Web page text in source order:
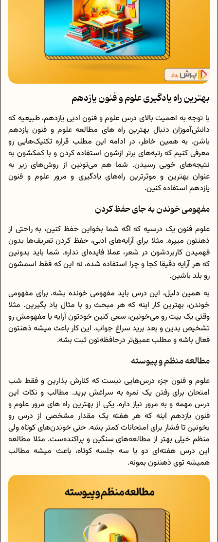
بهترین راه یادگیری علوم و فنون یازدهم
با توجه به اهمیت بالای درس علوم و فنون ادبی یازدهم، طبیعیه که
دانش‌آموزان دنبال بهترین راه های مطالعه علوم و فنون یازدهم
باشن. به همین خاطر، در ادامه این مطلب قراره تکنیک‌هایی رو
معرفی کنیم که رتبه‌های برتر ازشون استفاده کردن و با کمکشون به
نتیجه‌های خوبی رسیدن. شما هم می‌تونین از روش‌های زیر به
عنوان بهترین و موثرترین راه‌های یادگیری و مرور علوم و فنون
یازدهم استفاده کنین.
مفهومی خوندن به جای حفظ کردن
علوم فنون یک درسیه که اگه شما بخواین حفظ کنین، به راحتی از
ذهنتون میپره. مثلا برای آرایه‌های ادبی، حفظ کردن تعریف‌ها بدون
فهمیدن کاربردشون در شعر، عملا فایده‌ای نداره. شما باید بدونین
که هر آرایه دقیقا کجا و چرا استفاده شده، نه این که فقط اسمشون
رو بلد باشین.
به همین دلیل، این درس باید مفهومی خونده بشه. برای مفهومی
خوندن، بهترین کار اینه که هر مبحث رو با مثال یاد بگیرین. مثلا
وقتی یک بیت رو می‌خونین، سعی کنین خودتون آرایه یا مفهومش رو
تشخیص بدین و بعد برید سراغ جواب. این کار باعث میشه ذهنتون
فعال باشه و مطلب عمیق‌تر درحافظه‌تون ثبت بشه.
مطالعه منظم و پیوسته
علوم و فنون جزء درس‌هایی نیست که کنارش بذارین و فقط شب
امتحان برای رفتن یک نمره به سراغش برید. مطالب و نکات این
درس مهمه و به مرور نیاز داره. یکی از بهترین راه های مرور علوم و
فنون یازدهم اینه که هر هفته یک مقدار مشخصی از درس رو
بخونین تا فشار برای امتحانات کمتر بشه. حتی خوندن‌های کوتاه ولی
منظم خیلی بهتر از مطالعه‌های سنگین و پراکنده‌ست. مثلا مطالعه
این درس هفته‌ای دو یا سه جلسه کوتاه، باعث میشه مطالب
همیشه توی ذهنتون بمونه.